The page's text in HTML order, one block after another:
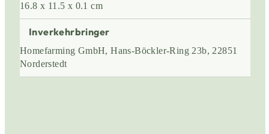
16.8 x 11.5 x 0.1 cm
Inverkehrbringer
Homefarming GmbH, Hans-Böckler-Ring 23b, 22851
Norderstedt